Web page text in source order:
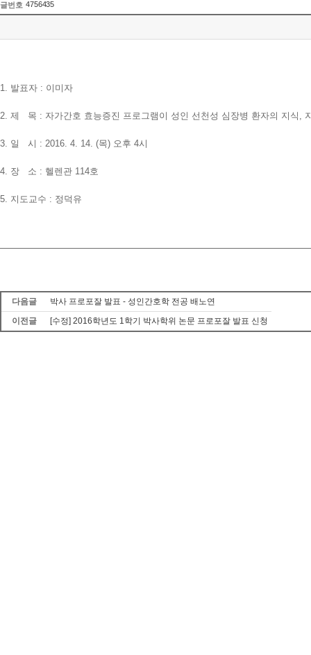
글번호 4756435
1. 발표자 : 이미자
2. 제 목 : 자가간호 효능증진 프로그램이 성인 선천성 심장병 환자의 지식,
3. 일 시 : 2016. 4. 14. (목) 오후 4시
4. 장 소 : 헬렌관 114호
5. 지도교수 : 정덕유
다음글
박사 프로포잘 발표 - 성인간호학 전공 배노연
이전글
[수정] 2016학년도 1학기 박사학위 논문 프로포잘 발표 신청